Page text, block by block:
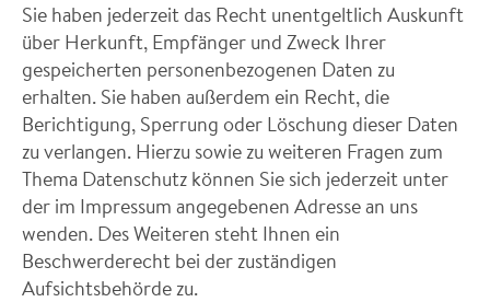
Sie haben jederzeit das Recht unentgeltlich Auskunft
über Herkunft, Empfänger und Zweck Ihrer
gespeicherten personenbezogenen Daten zu
erhalten. Sie haben außerdem ein Recht, die
Berichtigung, Sperrung oder Löschung dieser Daten
zu verlangen. Hierzu sowie zu weiteren Fragen zum
Thema Datenschutz können Sie sich jederzeit unter
der im Impressum angegebenen Adresse an uns
wenden. Des Weiteren steht Ihnen ein
Beschwerderecht bei der zuständigen
Aufsichtsbehörde zu.